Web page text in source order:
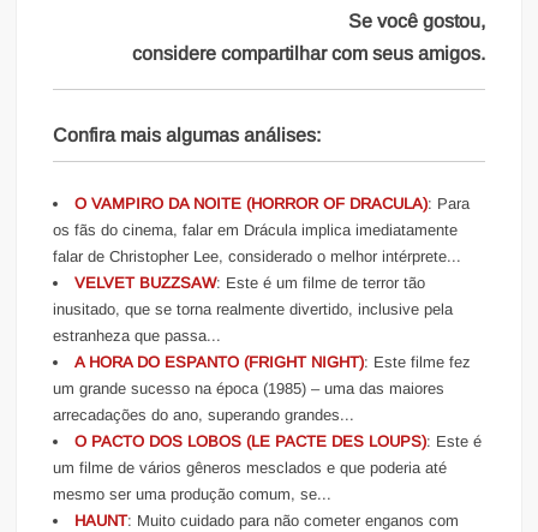
Se você gostou,
considere compartilhar com seus amigos.
Confira mais algumas análises:
O VAMPIRO DA NOITE (HORROR OF DRACULA): Para
os fãs do cinema, falar em Drácula implica imediatamente
falar de Christopher Lee, considerado o melhor intérprete...
VELVET BUZZSAW: Este é um filme de terror tão
inusitado, que se torna realmente divertido, inclusive pela
estranheza que passa...
A HORA DO ESPANTO (FRIGHT NIGHT): Este filme fez
um grande sucesso na época (1985) – uma das maiores
arrecadações do ano, superando grandes...
O PACTO DOS LOBOS (LE PACTE DES LOUPS): Este é
um filme de vários gêneros mesclados e que poderia até
mesmo ser uma produção comum, se...
HAUNT: Muito cuidado para não cometer enganos com